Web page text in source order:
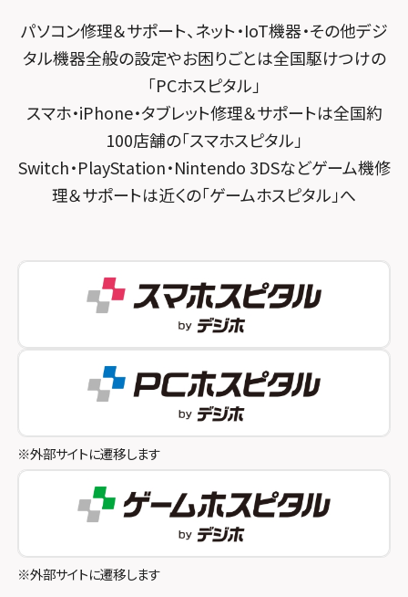
スマホスピタル横浜駅前
スマホスピタル横浜関内
スマホスピタル テルル上大岡
スマホスピタル 大森
スマホスピタル練馬
スマホスピタル 神田
スマホスピタル三軒茶屋
スマホスピタル秋葉原
スマホスピタル 自由が丘
スマホスピタルオリナス錦糸町
スマホスピタル テルル成増
スマホスピタル池袋
スマホスピタル八王子
スマホスピタル町田
スマホスピタル吉祥寺
スマホスピタル立川
スマホスピタル宇治槙島
スマホスピタル烏丸
スマホスピタル 京都宇治
スマホスピタル 福知山
スマホスピタル神戸三宮
スマホスピタル by デジホ 姫路キャスパ
スマホスピタル伊丹
スマホスピタル奈良生駒
スマホスピタル和歌山
パソコン修理＆サポート、ネット・IoT機器・その他デジ
タル機器全般の設定やお困りごとは全国駆けつけの
「PCホスピタル」
スマホ・iPhone・タブレット修理＆サポートは全国約
100店舗の「スマホスピタル」
Switch・PlayStation・Nintendo 3DSなどゲーム機修
理＆サポートは近くの「ゲームホスピタル」へ
※外部サイトに遷移します
※外部サイトに遷移します